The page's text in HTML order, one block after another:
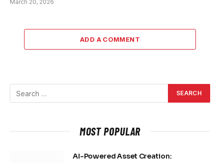
March 20, 2026
ADD A COMMENT
MOST POPULAR
AI-Powered Asset Creation: